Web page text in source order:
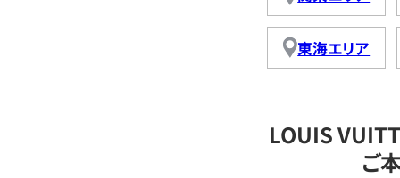
東海エリア
LOUIS
ご